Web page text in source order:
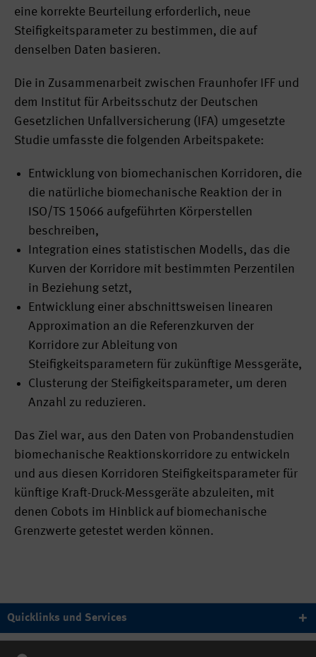
eine korrekte Beurteilung erforderlich, neue
Steifigkeitsparameter zu bestimmen, die auf
denselben Daten basieren.
Die in Zusammenarbeit zwischen Fraunhofer IFF und
dem Institut für Arbeitsschutz der Deutschen
Gesetzlichen Unfallversicherung (IFA) umgesetzte
Studie umfasste die folgenden Arbeitspakete:
Entwicklung von biomechanischen Korridoren, die
die natürliche biomechanische Reaktion der in
ISO/TS 15066 aufgeführten Körperstellen
beschreiben,
Integration eines statistischen Modells, das die
Kurven der Korridore mit bestimmten Perzentilen
in Beziehung setzt,
Entwicklung einer abschnittsweisen linearen
Approximation an die Referenzkurven der
Korridore zur Ableitung von
Steifigkeitsparametern für zukünftige Messgeräte,
Clusterung der Steifigkeitsparameter, um deren
Anzahl zu reduzieren.
Das Ziel war, aus den Daten von Probandenstudien
biomechanische Reaktionskorridore zu entwickeln
und aus diesen Korridoren Steifigkeitsparameter für
künftige Kraft-Druck-Messgeräte abzuleiten, mit
denen Cobots im Hinblick auf biomechanische
Grenzwerte getestet werden können.
Quicklinks und Services